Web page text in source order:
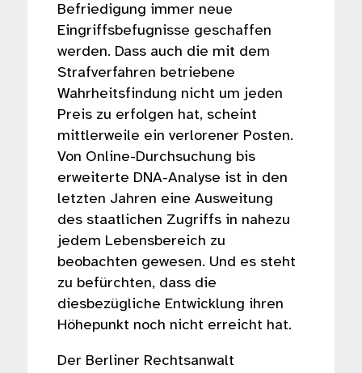
Befriedigung immer neue
Eingriffsbefugnisse geschaffen
werden. Dass auch die mit dem
Strafverfahren betriebene
Wahrheitsfindung nicht um jeden
Preis zu erfolgen hat, scheint
mittlerweile ein verlorener Posten.
Von Online-Durchsuchung bis
erweiterte DNA-Analyse ist in den
letzten Jahren eine Ausweitung
des staatlichen Zugriffs in nahezu
jedem Lebensbereich zu
beobachten gewesen. Und es steht
zu befürchten, dass die
diesbezügliche Entwicklung ihren
Höhe­punkt noch nicht erreicht hat.
Der Berliner Rechtsanwalt